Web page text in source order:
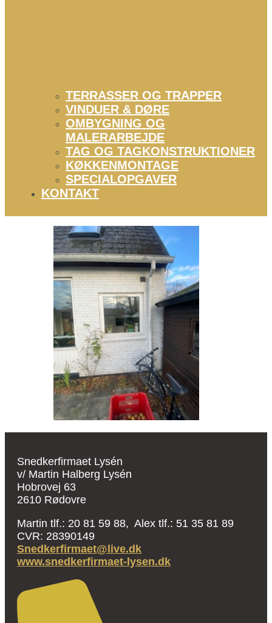
TERRASSER OG TRAPPER
VINDUER & DØRE
OMBYGNING OG
MALERARBEJDE
TAG OG TAGKONSTRUKTIONER
KØKKENMONTAGE
SPECIALOPGAVER
KONTAKT
Snedkerfirmaet Lysén
v/ Martin Halberg Lysén
Hobrovej 63
2610 Rødovre
Martin tlf.: 20 81 59 88, Alex tlf.: 51 35 81 89
CVR: 28390149
Snedkerfirmaet@live.dk
www.snedkerfirmaet-lysen.dk